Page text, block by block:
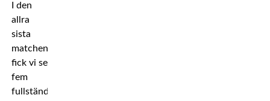
I den
allra
sista
matchen
fick vi se
fem
fullständigt